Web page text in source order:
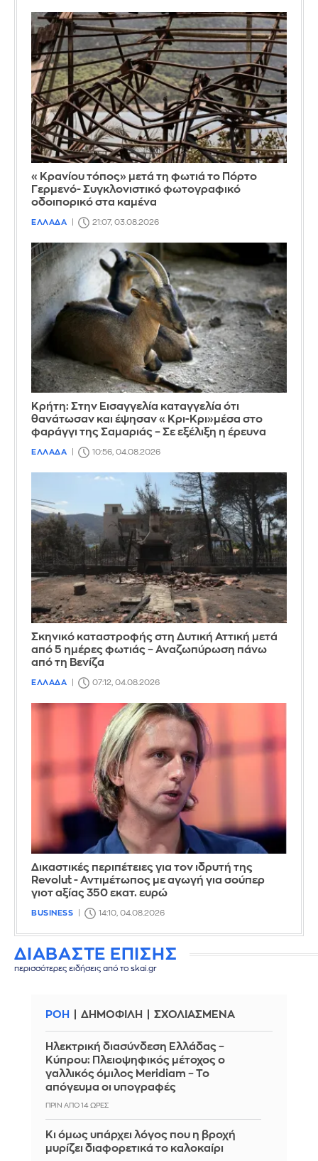
«Κρανίου τόπος» μετά τη φωτιά το Πόρτο
Γερμενό- Συγκλονιστικό φωτογραφικό
οδοιπορικό στα καμένα
ΕΛΛΑΔΑ 21:07, 03.08.2026
Κρήτη: Στην Εισαγγελία καταγγελία ότι
θανάτωσαν και έψησαν «Κρι-Κρι»μέσα στο
φαράγγι της Σαμαριάς – Σε εξέλιξη η έρευνα
ΕΛΛΑΔΑ 10:56, 04.08.2026
Σκηνικό καταστροφής στη Δυτική Αττική μετά
από 5 ημέρες φωτιάς – Αναζωπύρωση πάνω
από τη Βενίζα
ΕΛΛΑΔΑ 07:12, 04.08.2026
Δικαστικές περιπέτειες για τον ιδρυτή της
Revolut - Αντιμέτωπος με αγωγή για σούπερ
γιοτ αξίας 350 εκατ. ευρώ
BUSINESS 14:10, 04.08.2026
ΔΙΑΒΑΣΤΕ ΕΠΙΣΗΣ
περισσότερες ειδήσεις από το skai.gr
ΡΟΗ ΔΗΜΟΦΙΛΗ ΣΧΟΛΙΑΣΜΕΝΑ
Ηλεκτρική διασύνδεση Ελλάδας –
Κύπρου: Πλειοψηφικός μέτοχος ο
γαλλικός όμιλος Meridiam – Το
απόγευμα οι υπογραφές
ΠΡΙΝ ΑΠΌ 14 ΏΡΕΣ
Κι όμως υπάρχει λόγος που η βροχή
μυρίζει διαφορετικά το καλοκαίρι